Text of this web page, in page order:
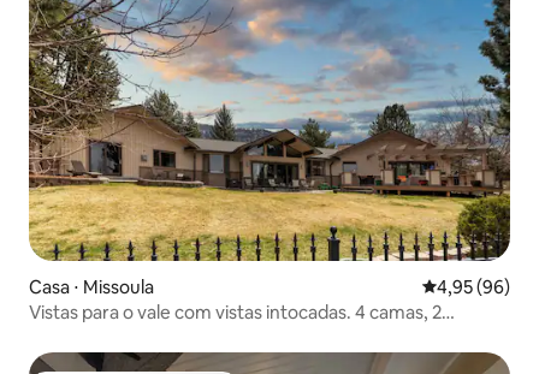
Casa ⋅ Missoula 4,95 de uma
4,95 (96)
Vistas para o vale com vistas intocadas. 4 camas, 2